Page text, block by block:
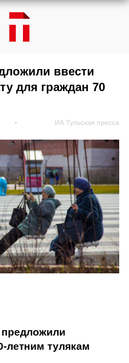
ввести
для граждан 70
ИА Тульская пресса
летним тулякам